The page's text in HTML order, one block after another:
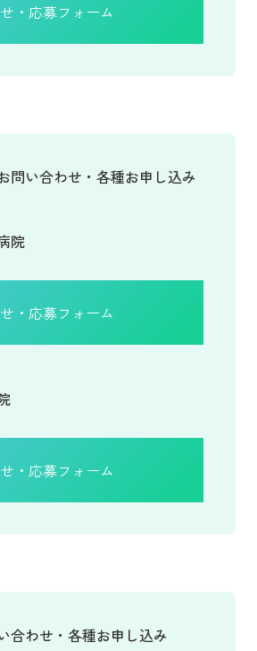
・応募フォーム
問い合わせ・各種お申し込み
院
・応募フォーム
・応募フォーム
合わせ・各種お申し込み